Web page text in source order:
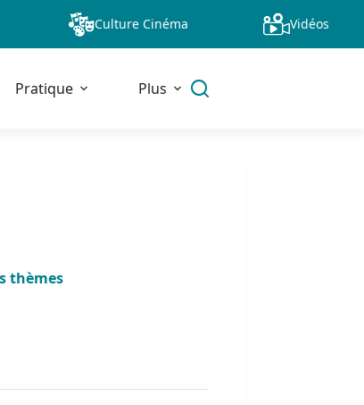
Culture Cinéma Vidéos
Pratique Plus
thèmes